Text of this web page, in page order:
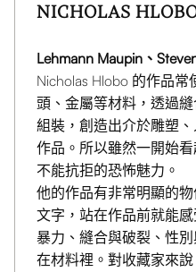
NICHOLAS
Lehmann Maupin、
Nicholas Hlobo 的作品
頭、金屬等材料，透過
組裝，創造出介於雕塑
作品。所以雖然一開始
不能抗拒的恐怖魅力。
他的作品有非常明顯的
文字，站在作品前就能
暴力、縫合與破裂、性
在材料裡。對收藏家來